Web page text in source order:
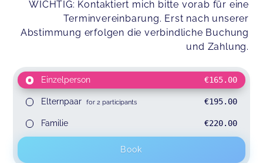
WICHTIG: Kontaktiert mich bitte vorab für eine
Terminvereinbarung. Erst nach unserer
Abstimmung erfolgen die verbindliche Buchung
und Zahlung.
Einzelperson €165.00
Elternpaar for 2 participants €195.00
Familie €220.00
Book